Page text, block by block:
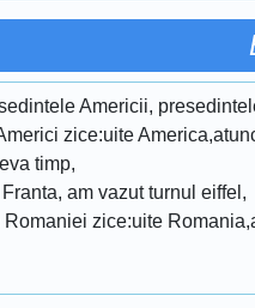
Americii,
zice:uite
timp,
am vazut turnul eiffel,
zice:uite